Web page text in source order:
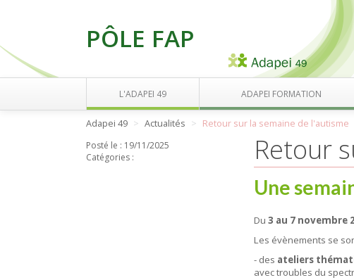
PÔLE FAP
L'ADAPEI 49 ADAPEI FORMATION
Adapei 49 Actualités Retour sur la semaine de l'autisme
Posté le : 19/11/2025
Catégories :
Retour
Une
Du3 au 7 novembre
Les évènements se
- des ateliers
avec troubles du